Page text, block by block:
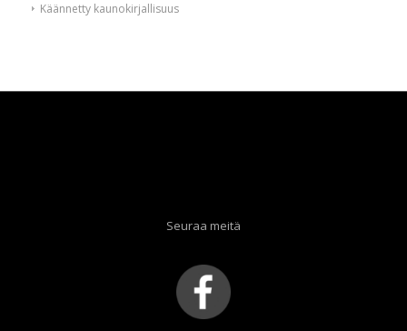
Käännetty kaunokirjallisuus
Seuraa meitä